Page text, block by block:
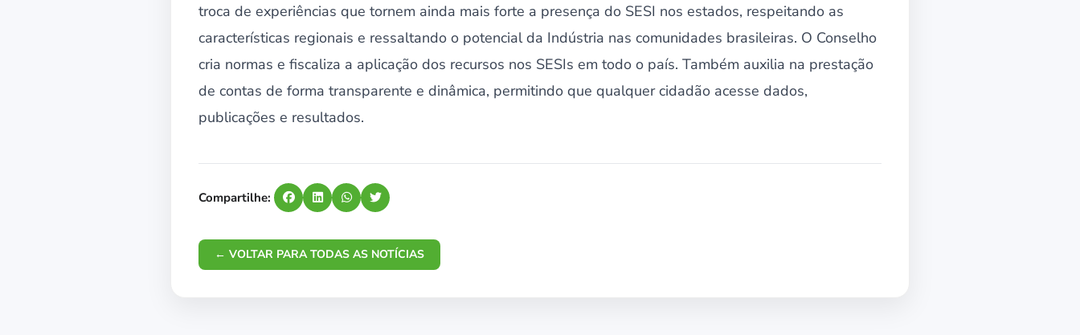
troca de experiências que tornem ainda mais forte a presença do SESI nos estados, respeitando as
características regionais e ressaltando o potencial da Indústria nas comunidades brasileiras. O Conselho
cria normas e fiscaliza a aplicação dos recursos nos SESIs em todo o país. Também auxilia na prestação
de contas de forma transparente e dinâmica, permitindo que qualquer cidadão acesse dados,
publicações e resultados.
Compartilhe:
← VOLTAR PARA TODAS AS NOTÍCIAS